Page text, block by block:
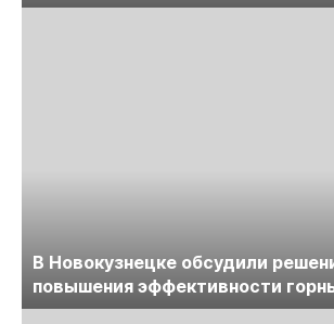
обсудят на семинаре
В Новокузнецке обсудили
повышения эффективности
предприятий